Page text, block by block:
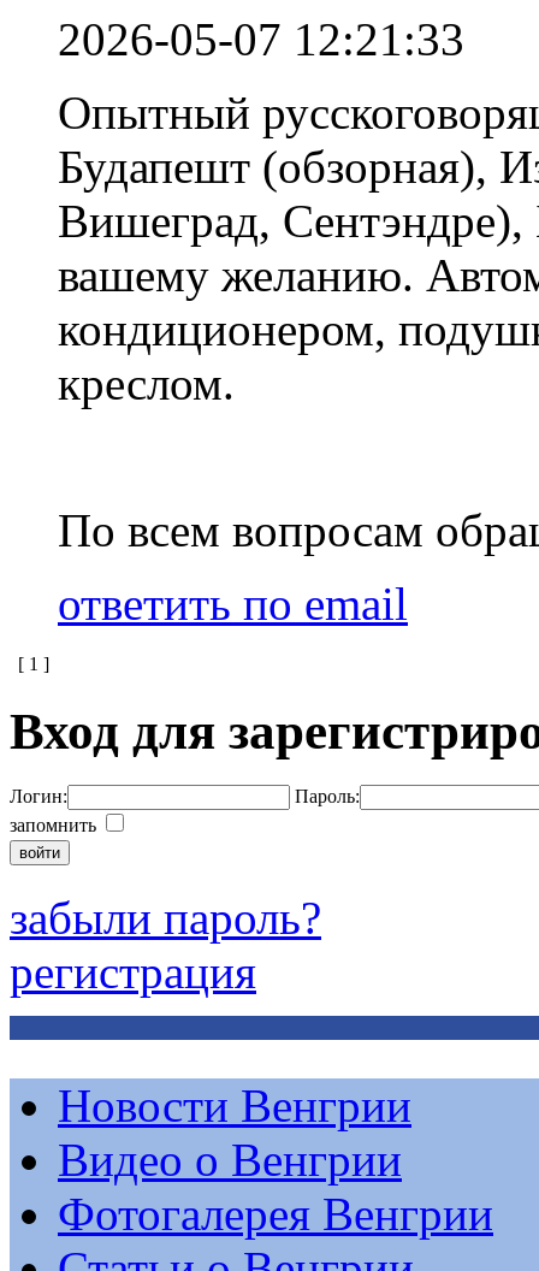
2026-05-07 12:21:33
Опытный
Будапешт (обзорная),
Вишеград, Сентэндре),
вашему желанию.
кондиционером,
креслом.
По всем вопросам
ответить по email
[ 1 ]
Вход для
Логин:
Пароль:
запомнить
забыли пароль?
регистрация
Новости Венгрии
Видео о Венгрии
Фотогалерея Венгрии